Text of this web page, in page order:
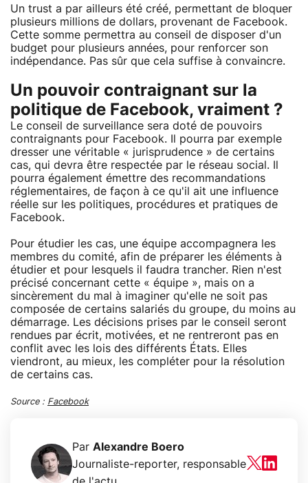
Un trust a par ailleurs été créé, permettant de bloquer
plusieurs millions de dollars, provenant de Facebook.
Cette somme permettra au conseil de disposer d'un
budget pour plusieurs années, pour renforcer son
indépendance. Pas sûr que cela suffise à convaincre.
Un pouvoir contraignant sur la
politique de Facebook, vraiment ?
Le conseil de surveillance sera doté de pouvoirs
contraignants pour Facebook. Il pourra par exemple
dresser une véritable « jurisprudence » de certains
cas, qui devra être respectée par le réseau social. Il
pourra également émettre des recommandations
réglementaires, de façon à ce qu'il ait une influence
réelle sur les politiques, procédures et pratiques de
Facebook.
Pour étudier les cas, une équipe accompagnera les
membres du comité, afin de préparer les éléments à
étudier et pour lesquels il faudra trancher. Rien n'est
précisé concernant cette « équipe », mais on a
sincèrement du mal à imaginer qu'elle ne soit pas
composée de certains salariés du groupe, du moins au
démarrage. Les décisions prises par le conseil seront
rendues par écrit, motivées, et ne rentreront pas en
conflit avec les lois des différents États. Elles
viendront, au mieux, les compléter pour la résolution
de certains cas.
Source : Facebook
Par Alexandre Boero
Journaliste-reporter, responsable